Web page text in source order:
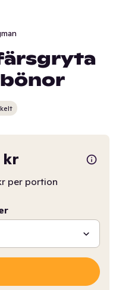
kr
per portion